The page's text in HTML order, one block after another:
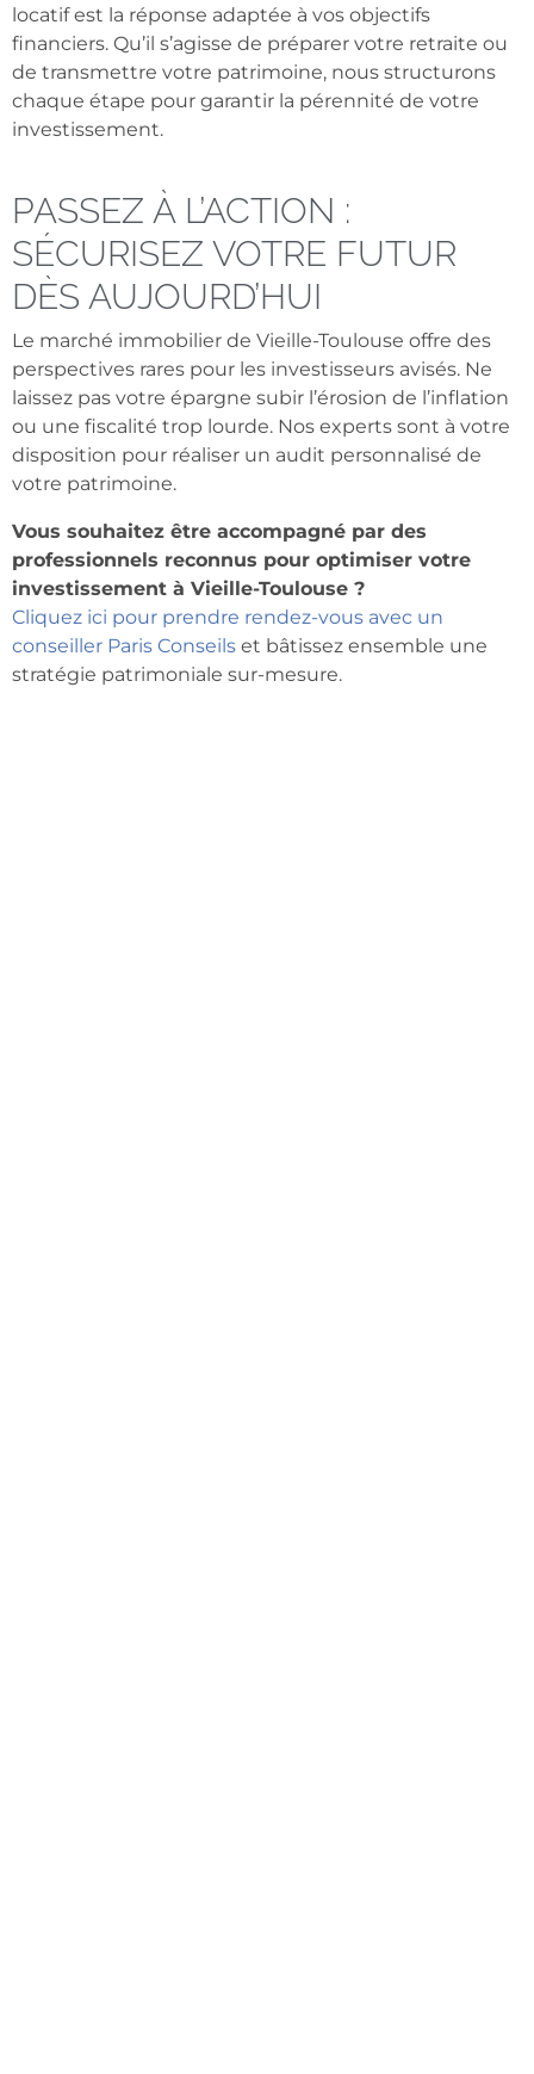
locatif est la réponse adaptée à vos objectifs
financiers. Qu’il s’agisse de préparer votre retraite ou
de transmettre votre patrimoine, nous structurons
chaque étape pour garantir la pérennité de votre
investissement.
PASSEZ À L’ACTION :
SÉCURISEZ VOTRE FUTUR
DÈS AUJOURD’HUI
Le marché immobilier de Vieille-Toulouse offre des
perspectives rares pour les investisseurs avisés. Ne
laissez pas votre épargne subir l’érosion de l’inflation
ou une fiscalité trop lourde. Nos experts sont à votre
disposition pour réaliser un audit personnalisé de
votre patrimoine.
Vous souhaitez être accompagné par des
professionnels reconnus pour optimiser votre
investissement à Vieille-Toulouse ?
Cliquez ici pour prendre rendez-vous avec un
conseiller Paris Conseils et bâtissez ensemble une
stratégie patrimoniale sur-mesure.